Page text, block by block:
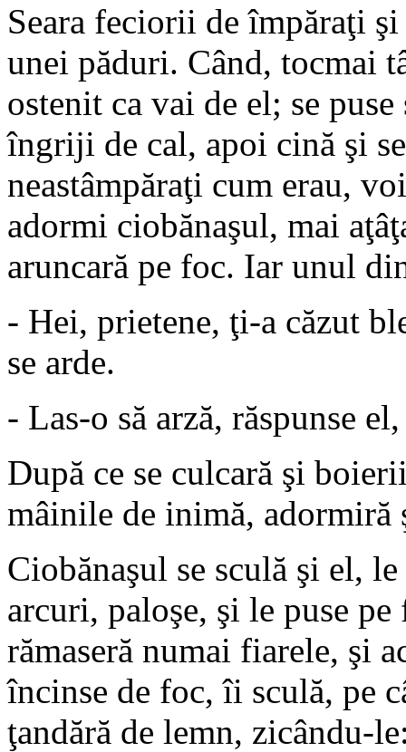
Seara feciorii de împăraţi
unei păduri. Când, tocmai
ostenit ca vai de el; se
îngriji de cal, apoi cină şi
neastâmpăraţi cum erau,
adormi ciobănaşul, mai
aruncară pe foc. Iar unul
- Hei, prietene, ţi-a căzut
se arde.
- Las-o să arză, răspunse
După ce se culcară şi
mâinile de inimă, adormiră
Ciobănaşul se sculă şi el,
arcuri, paloşe, şi le puse pe
rămaseră numai fiarele, şi
încinse de foc, îi sculă, pe
ţandără de lemn, zicându-